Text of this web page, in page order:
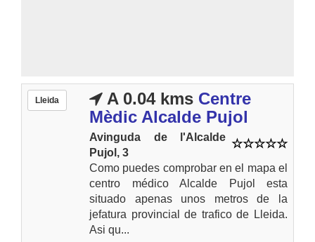
Lleida A 0.04 kms Centre
Mèdic Alcalde Pujol
Avinguda de l'Alcalde
Pujol, 3
Como puedes comprobar en el mapa el
centro médico Alcalde Pujol esta
situado apenas unos metros de la
jefatura provincial de trafico de Lleida.
Asi qu...